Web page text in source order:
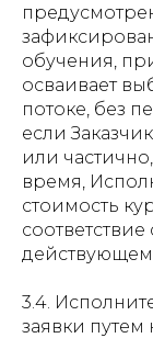
обучения,
осваивает
потоке, без
если
или
время,
стоимость
3.4.
заявки